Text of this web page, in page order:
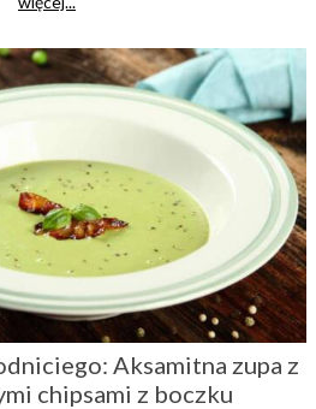
– Twoje najlepsze
Aksamitna zupa z
chipsami z boczku